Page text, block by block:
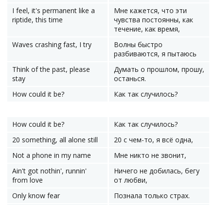
I feel, it's permanent like a
riptide, this time
Мне кажется, что эти
чувства постоянны, как
течение, как время,
Waves crashing fast, I try
Волны быстро
разбиваются, я пытаюсь
Think of the past, please
stay
Думать о прошлом, прошу,
останься.
How could it be?
Как так случилось?
How could it be?
Как так случилось?
20 something, all alone still
20 с чем-то, я всё одна,
Not a phone in my name
Мне никто не звонит,
Ain't got nothin', runnin'
from love
Ничего не добилась, бегу
от любви,
Only know fear
Познала только страх.